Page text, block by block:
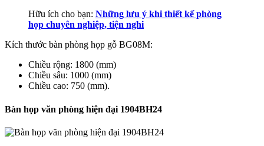
Hữu ích cho bạn: Những lưu ý khi thiết kế phòng
họp chuyên nghiệp, tiện nghi
Kích thước bàn phòng họp gỗ BG08M:
Chiều rộng: 1800 (mm)
Chiều sâu: 1000 (mm)
Chiều cao: 750 (mm).
Bàn họp văn phòng hiện đại 1904BH24